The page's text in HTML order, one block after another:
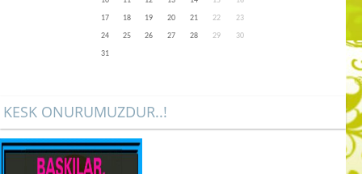
17
18 19 20 21 22
23
24
25 26 27 28 29
30
31
KESK ONURUMUZDUR..!